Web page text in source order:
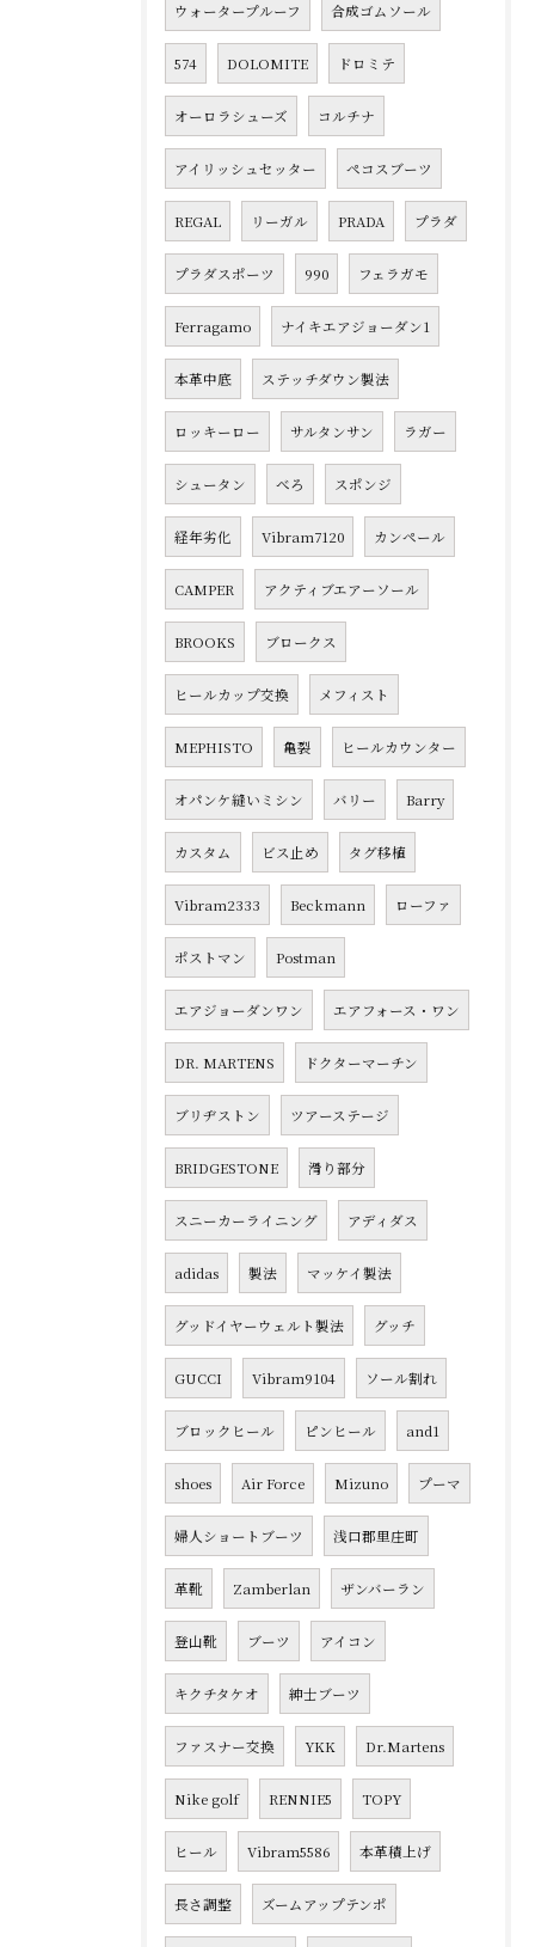
ウォータープルーフ 合成ゴムソール
574 DOLOMITE ドロミテ
オーロラシューズ コルチナ
アイリッシュセッター ペコスブーツ
REGAL リーガル PRADA プラダ
プラダスポーツ 990 フェラガモ
Ferragamo ナイキエアジョーダン1
本革中底 ステッチダウン製法
ロッキーロー サルタンサン ラガー
シュータン べろ スポンジ
経年劣化 Vibram7120 カンペール
CAMPER アクティブエアーソール
BROOKS ブロークス
ヒールカップ交換 メフィスト
MEPHISTO 亀裂 ヒールカウンター
オパンケ縫いミシン バリー Barry
カスタム ビス止め タグ移植
Vibram2333 Beckmann ローファ
ポストマン Postman
エアジョーダンワン エアフォース・ワン
DR. MARTENS ドクターマーチン
ブリヂストン ツアーステージ
BRIDGESTONE 滑り部分
スニーカーライニング アディダス
adidas 製法 マッケイ製法
グッドイヤーウェルト製法 グッチ
GUCCI Vibram9104 ソール割れ
ブロックヒール ピンヒール and1
shoes Air Force Mizuno プーマ
婦人ショートブーツ 浅口郡里庄町
革靴 Zamberlan ザンバーラン
登山靴 ブーツ アイコン
キクチタケオ 紳士ブーツ
ファスナー交換 YKK Dr.Martens
Nike golf RENNIE5 TOPY
ヒール Vibram5586 本革積上げ
長さ調整 ズームアップテンポ